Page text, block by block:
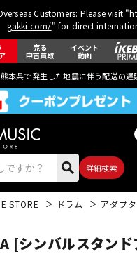
Customers: Please visit "
gakki.com/" for direct
売る
中古買取
イベント
動画
熊本県で発生した地震に伴う配送の
詳細検索
STORE ドラム アダプ
[シンバルスタン